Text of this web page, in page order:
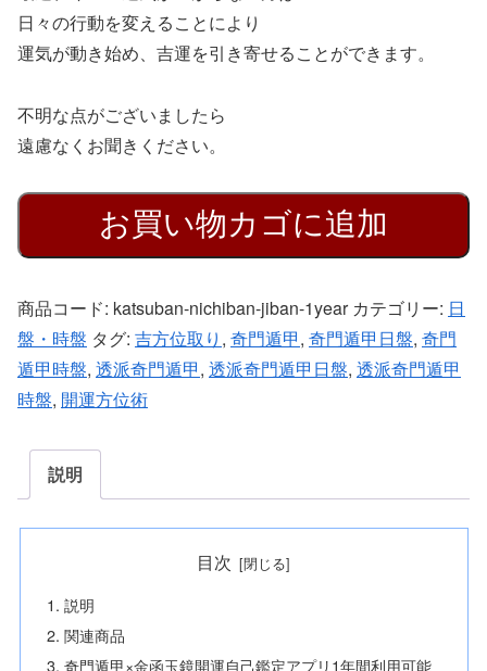
日々の行動を変えることにより
運気が動き始め、吉運を引き寄せることができます。
不明な点がございましたら
遠慮なくお聞きください。
お買い物カゴに追加
商品コード: katsuban-nichiban-jiban-1year カテゴリー: 日
盤・時盤 タグ: 吉方位取り , 奇門遁甲, 奇門遁甲日盤, 奇門
遁甲時盤, 透派奇門遁甲, 透派奇門遁甲日盤, 透派奇門遁甲
時盤, 開運方位術
説明
目次
説明
関連商品
奇門遁甲×金函玉鏡開運自己鑑定アプリ1年間利用可能